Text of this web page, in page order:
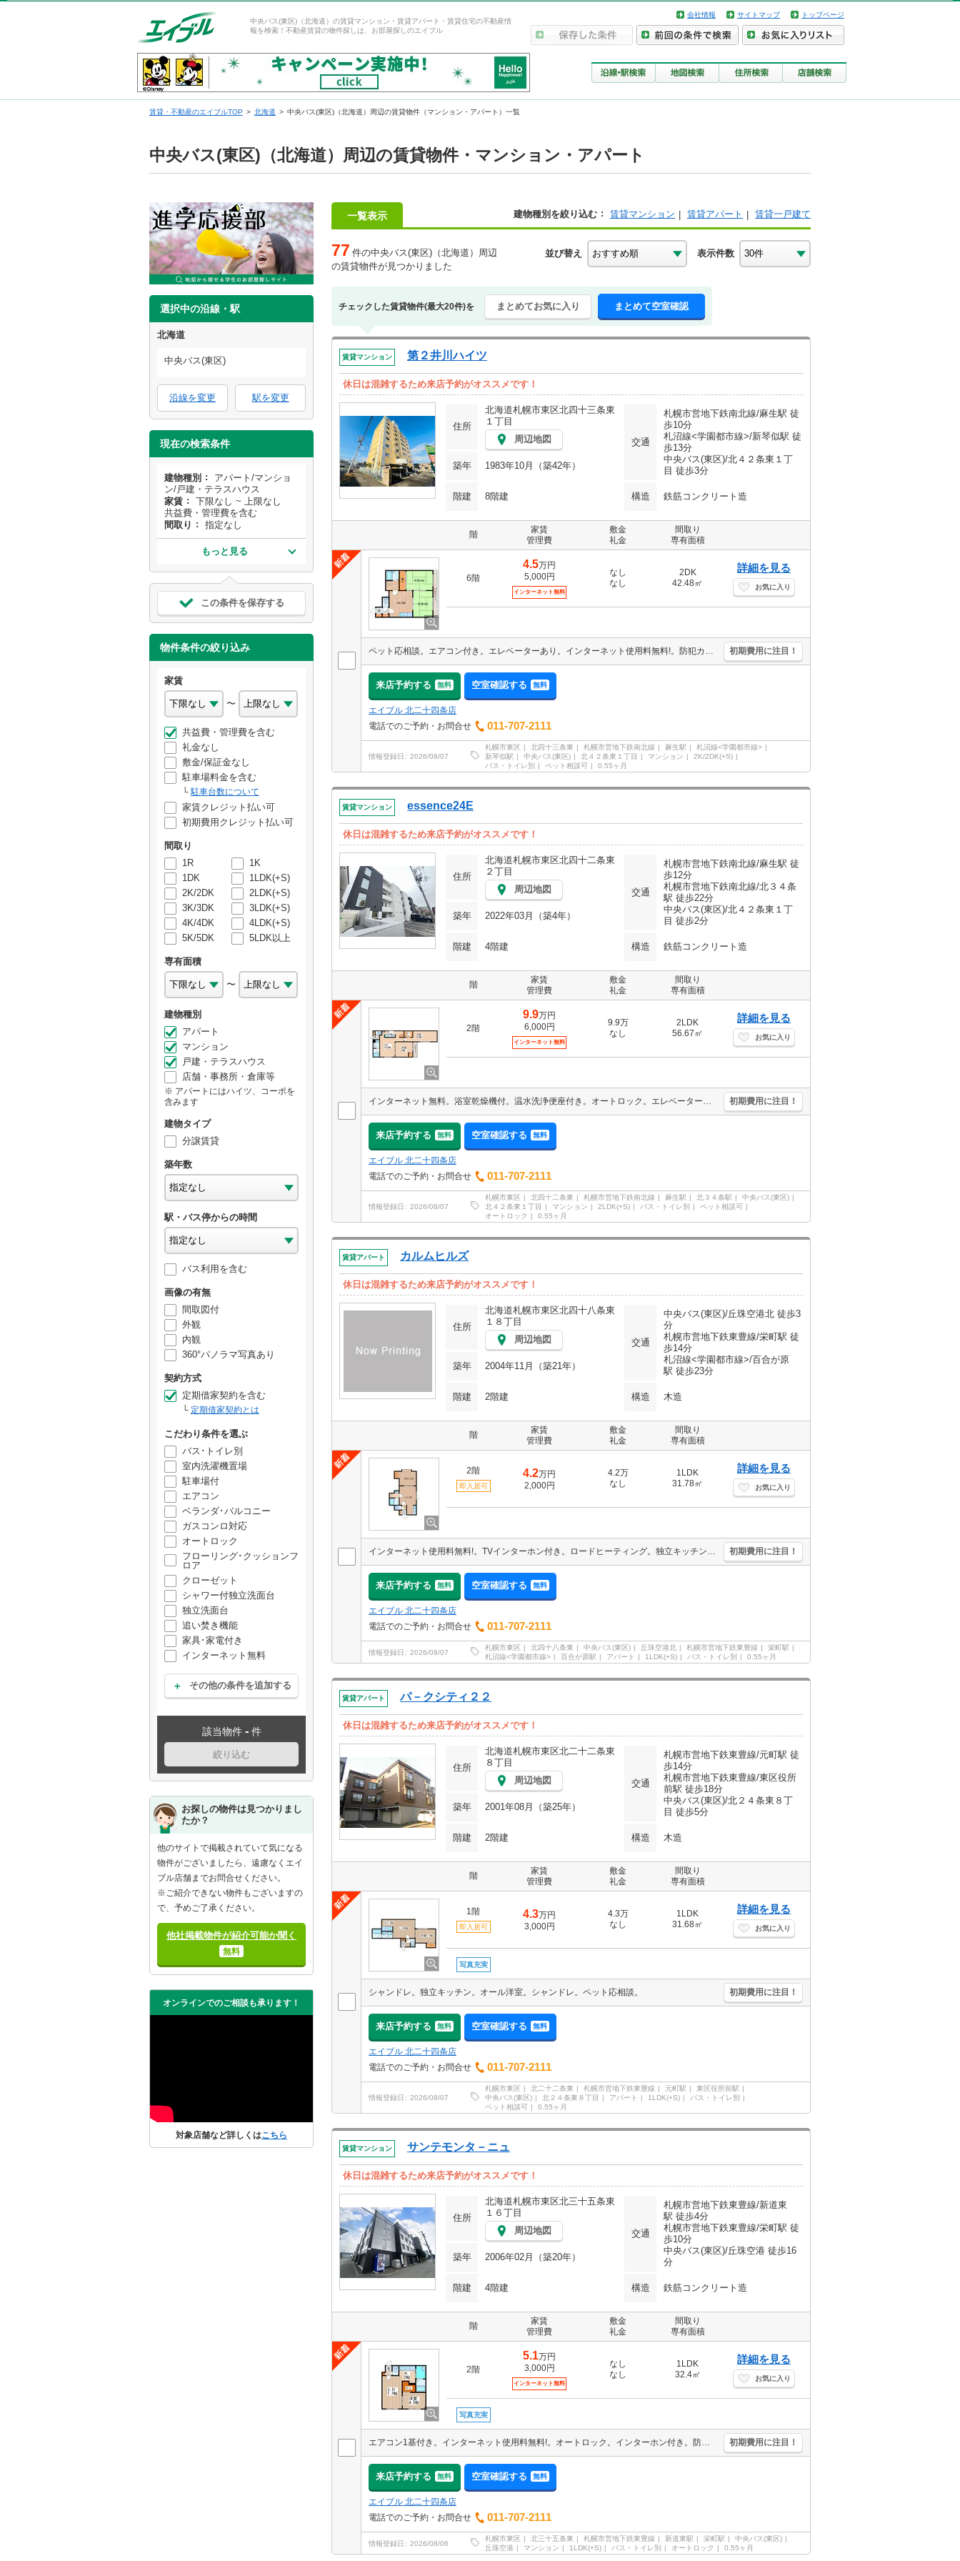
中央バス(東区)（北海道）の賃貸マンション・賃貸アパート・賃貸住宅の不動産情
報を検索！不動産賃貸の物件探しは、お部屋探しのエイブル
会社情報 サイトマップ トップページ
賃貸・不動産のエイブルTOP 北海道 中央バス(東区)（北海道）周辺の賃貸物件（マンション・アパート）一覧
中央バス(東区)（北海道）周辺の賃貸物件・マンション・アパート
選択中の沿線・駅
北海道
中央バス(東区)
沿線を変更 駅を変更
現在の検索条件
建物種別
アパート/マンショ
ン/戸建・テラスハウス
家賃
下限なし ~ 上限なし
共益費・管理費を含む
間取り
指定なし
もっと見る
この条件を保存する
物件条件の絞り込み
家賃
〜
共益費・管理費を含む
礼金なし
敷金/保証金なし
駐車場料金を含む
駐車台数について
家賃クレジット払い可
初期費用クレジット払い可
間取り
1R
1K
1DK
1LDK(+S)
2K/2DK
2LDK(+S)
3K/3DK
3LDK(+S)
4K/4DK
4LDK(+S)
5K/5DK
5LDK以上
専有面積
〜
建物種別
アパート
マンション
戸建・テラスハウス
店舗・事務所・倉庫等
アパートにはハイツ、コーポを
含みます
建物タイプ
分譲賃貸
築年数
駅・バス停からの時間
バス利用を含む
画像の有無
間取図付
外観
内観
360°パノラマ写真あり
契約方式
定期借家契約を含む
定期借家契約とは
こだわり条件を選ぶ
バス･トイレ別
室内洗濯機置場
駐車場付
エアコン
ベランダ･バルコニー
ガスコンロ対応
オートロック
フローリング･クッションフ
ロア
クローゼット
シャワー付独立洗面台
独立洗面台
追い焚き機能
家具･家電付き
インターネット無料
その他の条件を追加する
該当物件 - 件
絞り込む
お探しの物件は見つかりまし
たか？
他のサイトで掲載されていて気になる
物件がございましたら、遠慮なくエイ
ブル店舗までお問合せください。
※ご紹介できない物件もございますの
で、予めご了承ください。
他社掲載物件が紹介可能か聞く
無料
オンラインでのご相談も承ります！
対象店舗など詳しくはこちら
一覧表示 建物種別を絞り込む 賃貸マンション 賃貸アパート 賃貸一戸建て
77 件の中央バス(東区)（北海道）周辺
の賃貸物件が見つかりました
並び替え 表示件数
チェックした賃貸物件(最大20件)を まとめてお気に入り まとめて空室確認
賃貸マンション 第２井川ハイツ
休日は混雑するため来店予約がオススメです！
住所
北海道札幌市東区北四十三条東
１丁目
周辺地図
交通
札幌市営地下鉄南北線/麻生駅 徒
歩10分
札沼線<学園都市線>/新琴似駅 徒
歩13分
中央バス(東区)/北４２条東１丁
目 徒歩3分
築年 1983年10月（築42年）
階建 8階建 構造 鉄筋コンクリート造
階
家賃
管理費
敷金
礼金
間取り
専有面積
6階
4.5万円
5,000円
インターネット無料
なし
なし
2DK
42.48㎡
詳細を見る
お気に入り
ペット応相談。エアコン付き。エレベーターあり。インターネット使用料無料!。防犯カメラ。バス・トイレ別。ガスコンロ設置可。駐輪場有。バルコニー。敷金・礼金なし。初期費用クレジット払い可能。 初期費用に注目！
来店予約する 無料 空室確認する 無料
エイブル 北二十四条店
電話でのご予約・お問合せ
011-707-2111
情報登録日 2026/08/07
札幌市東区 北四十三条東 札幌市営地下鉄南北線 麻生駅
札沼線<学園都市線>
新琴似駅
中央バス(東区) 北４２条東１丁目 マンション
2K/2DK(+S)
バス・トイレ別
ペット相談可 0.55ヶ月
賃貸マンション essence24E
休日は混雑するため来店予約がオススメです！
住所
北海道札幌市東区北四十二条東
２丁目
周辺地図
交通
札幌市営地下鉄南北線/麻生駅 徒
歩12分
札幌市営地下鉄南北線/北３４条
駅 徒歩22分
中央バス(東区)/北４２条東１丁
目 徒歩2分
築年 2022年03月（築4年）
階建 4階建 構造 鉄筋コンクリート造
階
家賃
管理費
敷金
礼金
間取り
専有面積
2階
9.9万円
6,000円
インターネット無料
9.9万
なし
2LDK
56.67㎡
詳細を見る
お気に入り
インターネット無料。浴室乾燥機付。温水洗浄便座付き。オートロック。エレベーターあり。宅配ボックスあり。シャワー付独立洗面台。エアコン付き。エレベーターあり。ウォークインクローゼット付き。角部屋。 初期費用に注目！
来店予約する 無料 空室確認する 無料
エイブル 北二十四条店
電話でのご予約・お問合せ
011-707-2111
情報登録日 2026/08/07
札幌市東区 北四十二条東 札幌市営地下鉄南北線 麻生駅 北３４条駅
中央バス(東区)
北４２条東１丁目
マンション 2LDK(+S) バス・トイレ別
ペット相談可
オートロック
0.55ヶ月
賃貸アパート カルムヒルズ
休日は混雑するため来店予約がオススメです！
住所
北海道札幌市東区北四十八条東
１８丁目
周辺地図
交通
中央バス(東区)/丘珠空港北 徒歩3
分
札幌市営地下鉄東豊線/栄町駅 徒
歩14分
札沼線<学園都市線>/百合が原
駅 徒歩23分
築年 2004年11月（築21年）
階建 2階建 構造 木造
階
家賃
管理費
敷金
礼金
間取り
専有面積
2階
即入居可
4.2万円
2,000円
4.2万
なし
1LDK
31.78㎡
詳細を見る
お気に入り
インターネット使用料無料!。TVインターホン付き。ロードヒーティング。独立キッチン。ガスコンロ設置可。シャワー付独立洗面台。温水洗浄便座付き。室内に洗濯機置場あり。バス・トイレ別。上階なし。 初期費用に注目！
来店予約する 無料 空室確認する 無料
エイブル 北二十四条店
電話でのご予約・お問合せ
011-707-2111
情報登録日 2026/08/07
札幌市東区 北四十八条東 中央バス(東区) 丘珠空港北 札幌市営地下鉄東豊線
栄町駅
札沼線<学園都市線>
百合が原駅 アパート 1LDK(+S) バス・トイレ別 0.55ヶ月
賃貸アパート パ－クシティ２２
休日は混雑するため来店予約がオススメです！
住所
北海道札幌市東区北二十二条東
８丁目
周辺地図
交通
札幌市営地下鉄東豊線/元町駅 徒
歩14分
札幌市営地下鉄東豊線/東区役所
前駅 徒歩18分
中央バス(東区)/北２４条東８丁
目 徒歩5分
築年 2001年08月（築25年）
階建 2階建 構造 木造
階
家賃
管理費
敷金
礼金
間取り
専有面積
1階
即入居可
4.3万円
3,000円
4.3万
なし
1LDK
31.68㎡
詳細を見る
お気に入り
写真充実
シャンドレ。独立キッチン。オール洋室。シャンドレ。ペット応相談。 初期費用に注目！
来店予約する 無料 空室確認する 無料
エイブル 北二十四条店
電話でのご予約・お問合せ
011-707-2111
情報登録日 2026/08/07
札幌市東区 北二十二条東 札幌市営地下鉄東豊線 元町駅
東区役所前駅
中央バス(東区)
北２４条東８丁目 アパート 1LDK(+S)
バス・トイレ別
ペット相談可
0.55ヶ月
賃貸マンション サンテモンタ－ニュ
休日は混雑するため来店予約がオススメです！
住所
北海道札幌市東区北三十五条東
１６丁目
周辺地図
交通
札幌市営地下鉄東豊線/新道東
駅 徒歩4分
札幌市営地下鉄東豊線/栄町駅 徒
歩10分
中央バス(東区)/丘珠空港 徒歩16
分
築年 2006年02月（築20年）
階建 4階建 構造 鉄筋コンクリート造
階
家賃
管理費
敷金
礼金
間取り
専有面積
2階
5.1万円
3,000円
インターネット無料
なし
なし
1LDK
32.4㎡
詳細を見る
お気に入り
写真充実
エアコン1基付き。インターネット使用料無料!。オートロック。インターホン付き。防犯カメラ。宅配ボックスあり。トランクルームあり。シューズボックス付き。浴室乾燥機付。シャワー付独立洗面台。灯油ストーブ。 初期費用に注目！
来店予約する 無料 空室確認する 無料
エイブル 北二十四条店
電話でのご予約・お問合せ
011-707-2111
情報登録日 2026/08/06
札幌市東区 北三十五条東 札幌市営地下鉄東豊線 新道東駅 栄町駅
中央バス(東区)
丘珠空港
マンション 1LDK(+S) バス・トイレ別 オートロック 0.55ヶ月